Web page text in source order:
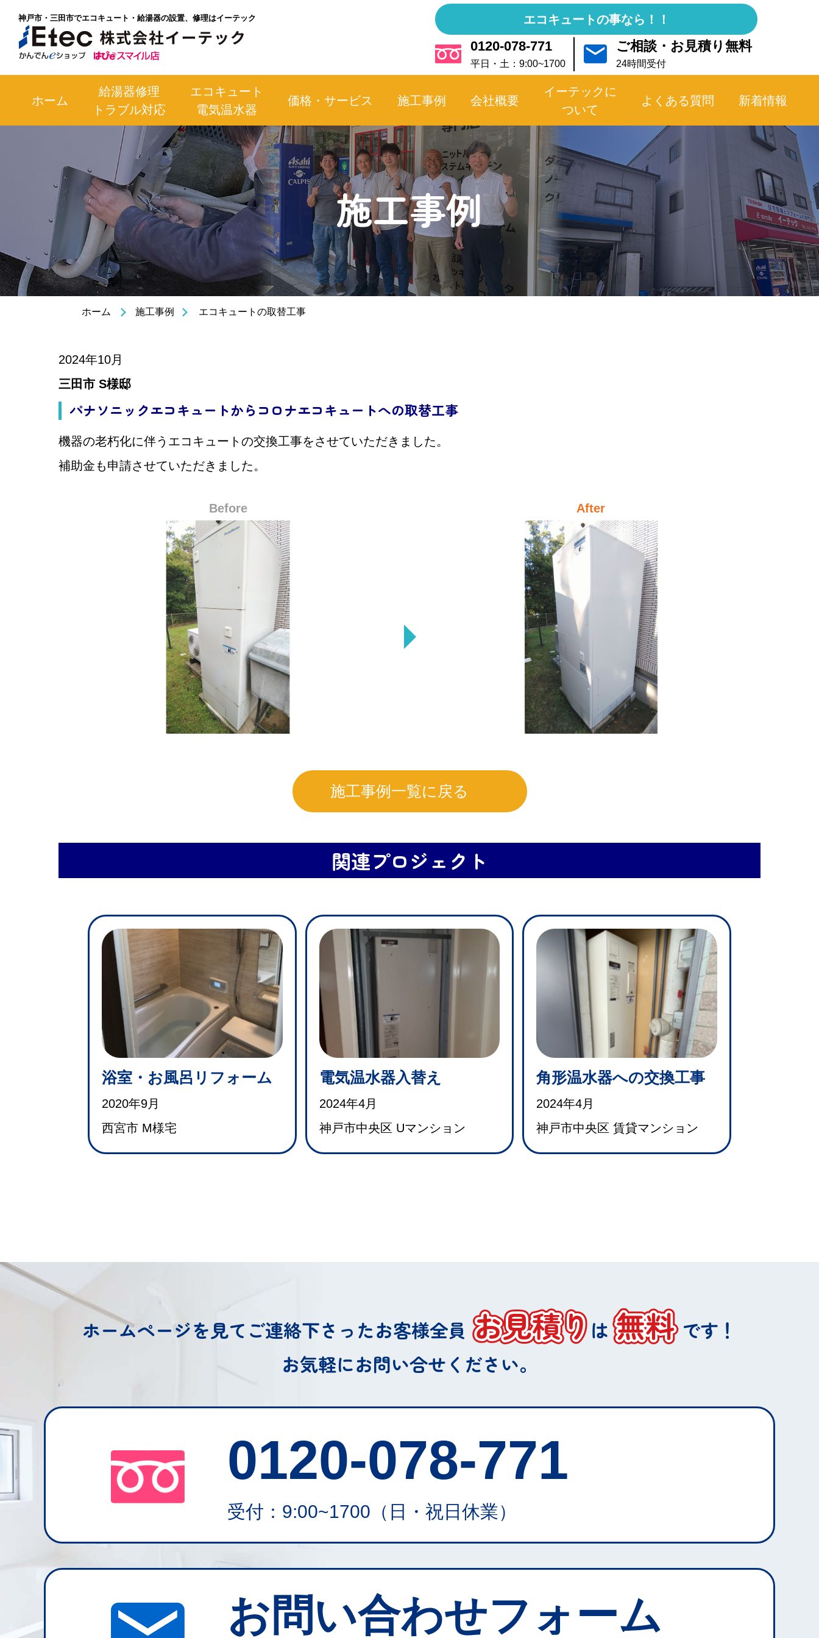
神戸市・三田市でエコキュート・給湯器の設置、修理はイーテック エコキュートの事なら！！
0120-078-771
平日・土：9:00~1700
ご相談・お見積り無料
24時間受付
ホーム
給湯器修理
トラブル対応
エコキュート
電気温水器
価格・サービス 施工事例 会社概要
イーテックに
ついて
よくある質問 新着情報
施工事例
ホーム 施工事例 エコキュートの取替工事
2024年10月
三田市 S様邸
パナソニックエコキュートからコロナエコキュートへの取替工事
機器の老朽化に伴うエコキュートの交換工事をさせていただきました。
補助金も申請させていただきました。
Before After
施工事例一覧に戻る
関連プロジェクト
浴室・お風呂リフォーム
2020年9月
西宮市 M様宅
電気温水器入替え
2024年4月
神戸市中央区 Uマンション
角形温水器への交換工事
2024年4月
神戸市中央区 賃貸マンション
ホームページを見てご連絡下さったお客様全員 お見積りは 無料 です！
お気軽にお問い合せください。
0120-078-771
受付：9:00~1700 （日・祝日休業）
お問い合わせフォーム